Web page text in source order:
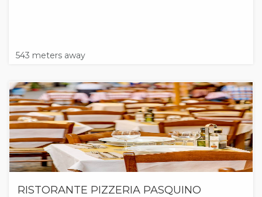
543 meters away
RISTORANTE PIZZERIA PASQUINO